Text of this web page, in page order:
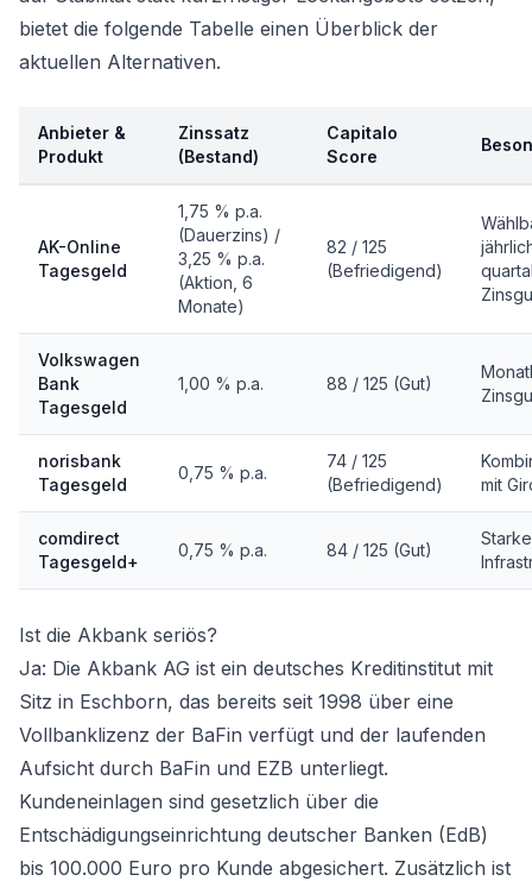
bietet die folgende Tabelle einen Überblick der
aktuellen Alternativen.
Anbieter &
Produkt
Zinssatz
(Bestand)
Capitalo
Score
AK-Online
Tagesgeld
1,75 % p.a.
(Dauerzins) /
3,25 % p.a.
(Aktion, 6
Monate)
82 / 125
(Befriedigend)
Volkswagen
Bank
Tagesgeld
1,00 % p.a. 88 / 125 (Gut)
norisbank
Tagesgeld
0,75 % p.a.
74 / 125
(Befriedigend)
mit
comdirect
Tagesgeld+
0,75 % p.a. 84 / 125 (Gut)
Ist die Akbank seriös?
Ja: Die Akbank AG ist ein deutsches Kreditinstitut mit
Sitz in Eschborn, das bereits seit 1998 über eine
Vollbanklizenz der BaFin verfügt und der laufenden
Aufsicht durch BaFin und EZB unterliegt.
Kundeneinlagen sind gesetzlich über die
Entschädigungseinrichtung deutscher Banken (EdB)
bis 100.000 Euro pro Kunde abgesichert. Zusätzlich ist